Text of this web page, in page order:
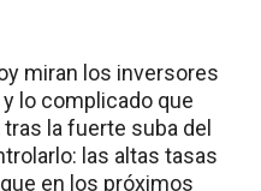
miran los inversores
lo complicado que
la fuerte suba del
las altas tasas
en los próximos